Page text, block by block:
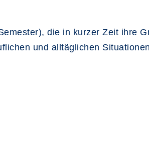
die in kurzer Zeit ihre
und alltäglichen